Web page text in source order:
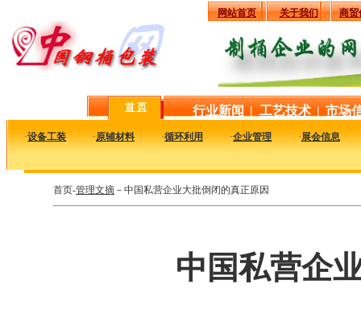
网站首页 关于我们 商贸
首 页 行业新闻 | 工艺技术 | 市场
·设备工装 ·原辅材料 ·循环利用 ·企业管理 ·展会信息
首页-管理文摘 －中国私营企业大批倒闭的真正原因
中国私营企